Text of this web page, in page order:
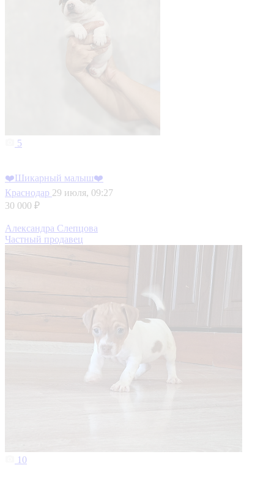
5
❤️Шикарный малыш❤️
Краснодар 29 июля, 09:27
30 000 ₽
Александра Слепцова
Частный продавец
10